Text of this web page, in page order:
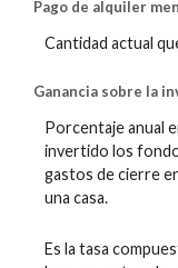
Pago de alquiler
Cantidad actual
Ganancia sobre la
Porcentaje anual
invertido los
gastos de cierre
una casa.
Es la tasa